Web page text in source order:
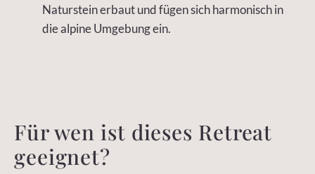
Naturstein erbaut und fügen sich harmonisch in
die alpine Umgebung ein.
Für wen ist dieses Retreat
geeignet?